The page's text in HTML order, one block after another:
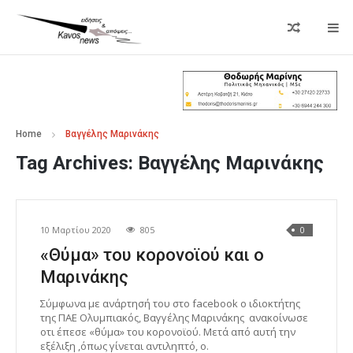
Home Βαγγέλης Μαρινάκης
Tag Archives: Βαγγέλης Μαρινάκης
10 Μαρτίου 2020 805 0
«Θύμα» του κορονοϊού και ο
Μαρινάκης
Σύμφωνα με ανάρτησή του στο facebook ο ιδιοκτήτης
της ΠΑΕ Ολυμπιακός, Βαγγέλης Μαρινάκης ανακοίνωσε
οτι έπεσε «θύμα» του κορονοϊού. Μετά από αυτή την
εξέλιξη ,όπως γίνεται αντιληπτό, ο.